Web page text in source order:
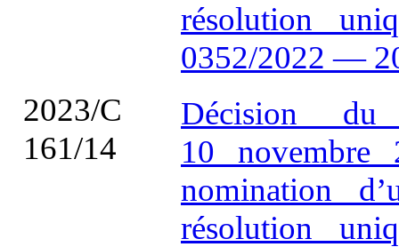
résolution
0352/2022 —
2023/C
161/14
Décision du
10
nomination
résolution